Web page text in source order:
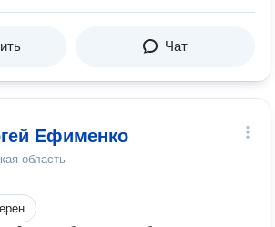
Чат
Ефименко
область